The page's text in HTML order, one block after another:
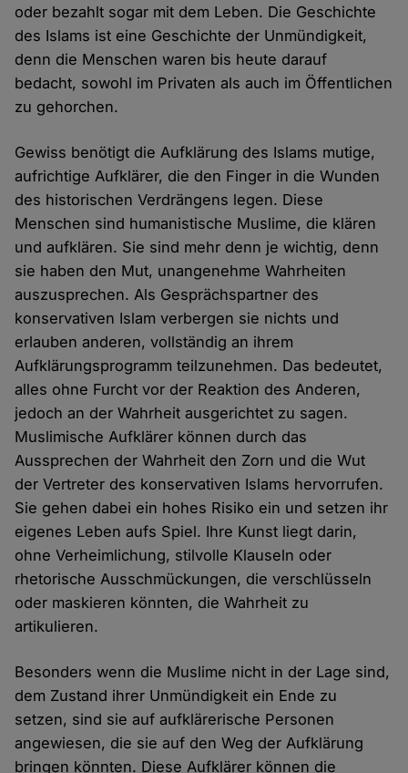
oder bezahlt sogar mit dem Leben. Die Geschichte
des Islams ist eine Geschichte der Unmündigkeit,
denn die Menschen waren bis heute darauf
bedacht, sowohl im Privaten als auch im Öffentlichen
zu gehorchen.
Gewiss benötigt die Aufklärung des Islams mutige,
aufrichtige Aufklärer, die den Finger in die Wunden
des historischen Verdrängens legen. Diese
Menschen sind humanistische Muslime, die klären
und aufklären. Sie sind mehr denn je wichtig, denn
sie haben den Mut, unangenehme Wahrheiten
auszusprechen. Als Gesprächspartner des
konservativen Islam verbergen sie nichts und
erlauben anderen, vollständig an ihrem
Aufklärungsprogramm teilzunehmen. Das bedeutet,
alles ohne Furcht vor der Reaktion des Anderen,
jedoch an der Wahrheit ausgerichtet zu sagen.
Muslimische Aufklärer können durch das
Aussprechen der Wahrheit den Zorn und die Wut
der Vertreter des konservativen Islams hervorrufen.
Sie gehen dabei ein hohes Risiko ein und setzen ihr
eigenes Leben aufs Spiel. Ihre Kunst liegt darin,
ohne Verheimlichung, stilvolle Klauseln oder
rhetorische Ausschmückungen, die verschlüsseln
oder maskieren könnten, die Wahrheit zu
artikulieren.
Besonders wenn die Muslime nicht in der Lage sind,
dem Zustand ihrer Unmündigkeit ein Ende zu
setzen, sind sie auf aufklärerische Personen
angewiesen, die sie auf den Weg der Aufklärung
bringen könnten. Diese Aufklärer können die